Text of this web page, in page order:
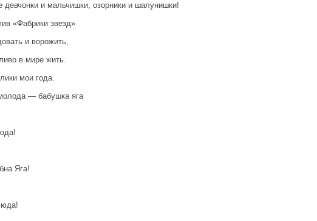
и мальчишки, озорники и шалунишки!
«Фабрики звезд»
и ворожить,
в мире жить.
мои года.
— бабушка яга
Яга!